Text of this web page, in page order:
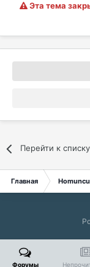
Эта тема
Перейти к
Главная
Форумы